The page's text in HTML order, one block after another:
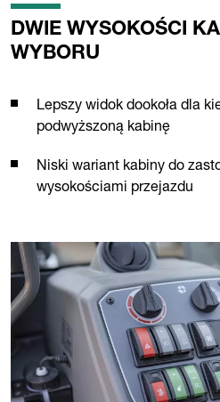
DWIE WYSOKOŚCI
WYBORU
Lepszy widok dookoła dla
podwyższoną kabinę
Niski wariant kabiny do
wysokościami przejazdu